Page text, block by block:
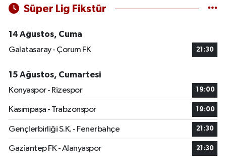
Süper Lig Fikstür
14 Ağustos, Cuma
Galatasaray - Çorum FK
21:30
15 Ağustos, Cumartesi
Konyaspor - Rizespor
19:00
Kasımpaşa - Trabzonspor 19:00
Gençlerbirliği S.K. - Fenerbahçe 21:30
Gaziantep FK - Alanyaspor 21:30